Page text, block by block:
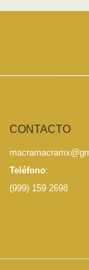
CONTACTO
Teléfono:
(999) 159 2698